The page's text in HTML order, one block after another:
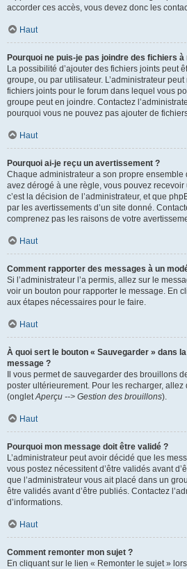
accorder ces accès, vous devez donc les
Haut
Pourquoi ne puis-je pas joindre des fichiers
La possibilité d’ajouter des fichiers joints peut
groupe, ou par utilisateur. L’administrateur
fichiers joints pour le forum dans lequel vous
groupe peut en joindre. Contactez
pourquoi vous ne pouvez pas ajouter de
Haut
Pourquoi ai-je reçu un avertissement ?
Chaque administrateur a son propre ensemble
avez dérogé à une règle, vous pouvez
c’est la décision de l’administrateur, et que
par les avertissements d’un site donné.
comprenez pas les raisons de votre
Haut
Comment rapporter des messages à un
Si l’administrateur l’a permis, allez sur le
voir un bouton pour rapporter le message. En
aux étapes nécessaires pour le faire.
Haut
À quoi sert le bouton « Sauvegarder » dans
message ?
Il vous permet de sauvegarder des brouillons
poster ultérieurement. Pour les recharger,
(ongletAperçu --> Gestion des brouillons).
Haut
Pourquoi mon message doit être validé ?
L’administrateur peut avoir décidé que les
vous postez nécessitent d’être validés avant
que l’administrateur vous ait placé dans un
être validés avant d’être publiés. Contactez
d’informations.
Haut
Comment remonter mon sujet ?
En cliquant sur le lien « Remonter le sujet »